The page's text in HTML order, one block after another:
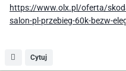
https://www.olx.pl/oferta/
salon-pl-przebieg-60k-bezw-
Cytuj